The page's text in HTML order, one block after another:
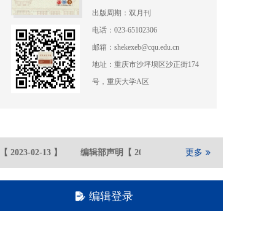
出版周期：双月刊
电话：023-65102306
邮箱：shekexeb@cqu.edu.cn
地址：重庆市沙坪坝区沙正街174
号，重庆大学A区
2023-02-13】 编辑部声明【 2021-05 重庆大学期刊社
更多
编辑登录